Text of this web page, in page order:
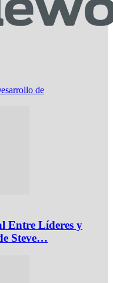
de
Entre Líderes y
Steve…